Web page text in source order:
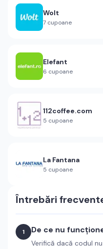
Wolt
7 cupoane
Elefant
6 cupoane
112coffee.com
5 cupoane
La Fantana
5 cupoane
Întrebări
1 De ce nu
Verifică dacă codul